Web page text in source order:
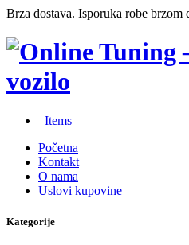
Brza dostava. Isporuka robe brzom
Items
Početna
Kontakt
O nama
Uslovi kupovine
Kategorije